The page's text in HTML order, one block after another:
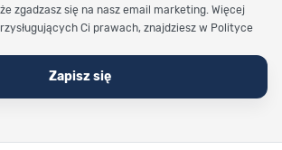
zgadzasz się na nasz email marketing. Więcej
Ci prawach, znajdziesz w Polityce
Zapisz się